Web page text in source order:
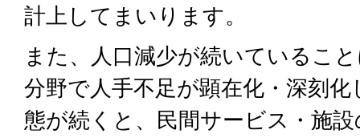
計上してまいります。
また、人口減少が続いているこ
分野で人手不足が顕在化・深刻
態が続くと、民間サービス・施